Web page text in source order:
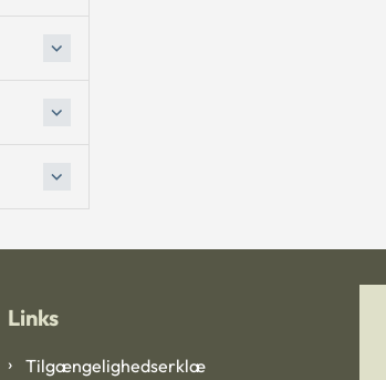
Links
Tilgængelighedserklæ